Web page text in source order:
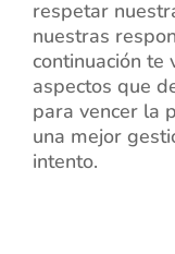
respetar
nuestras
continuación te
aspectos que
para vencer la
una mejor
intento.